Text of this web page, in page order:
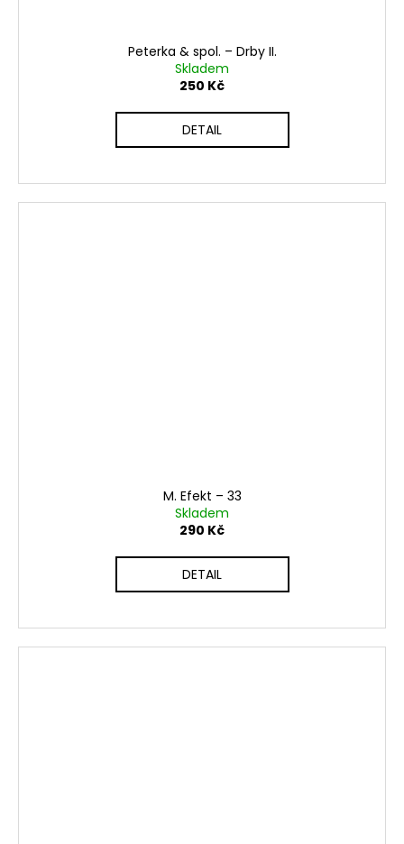
Peterka & spol. ‎– Drby II.
Skladem
250 Kč
DETAIL
M. Efekt ‎– 33
Skladem
290 Kč
DETAIL